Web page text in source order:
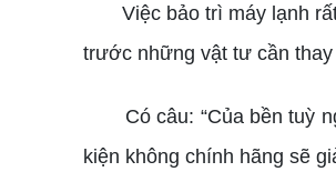
Việc bảo trì máy lạnh rất
trước những vật tư cần thay
Có câu: “Của bền tuỳ
kiện không chính hãng sẽ